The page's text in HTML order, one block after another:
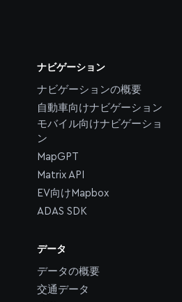
ナビゲーション
ナビゲーションの概要
自動車向けナビゲーション
モバイル向けナビゲーショ
ン
MapGPT
Matrix API
EV向けMapbox
ADAS SDK
データ
データの概要
交通データ